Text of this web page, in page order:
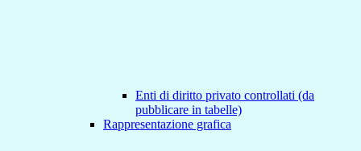
Enti di diritto privato controllati (da
pubblicare in tabelle)
Rappresentazione grafica